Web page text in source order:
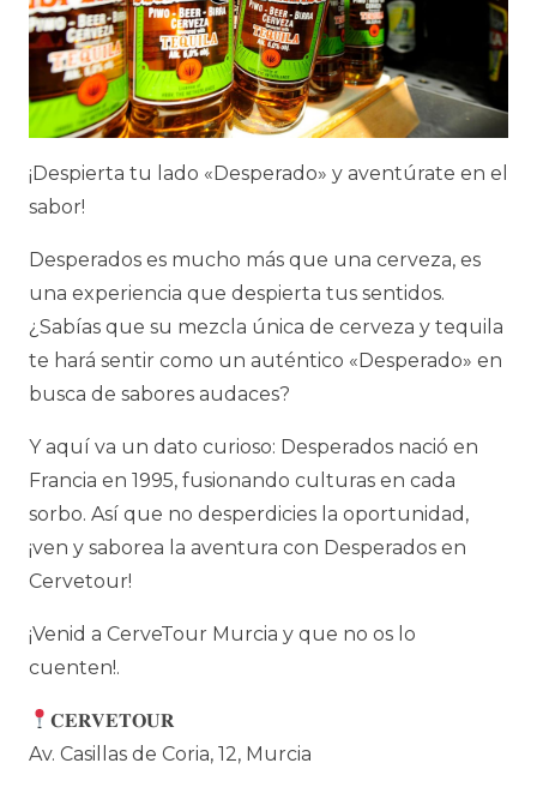
¡Despierta tu lado «Desperado» y aventúrate en el
sabor!
Desperados es mucho más que una cerveza, es
una experiencia que despierta tus sentidos.
¿Sabías que su mezcla única de cerveza y tequila
te hará sentir como un auténtico «Desperado» en
busca de sabores audaces?
Y aquí va un dato curioso: Desperados nació en
Francia en 1995, fusionando culturas en cada
sorbo. Así que no desperdicies la oportunidad,
¡ven y saborea la aventura con Desperados en
Cervetour!
¡Venid a CerveTour Murcia y que no os lo
cuenten!.
𝐂𝐄𝐑𝐕𝐄𝐓𝐎𝐔𝐑
Av. Casillas de Coria, 12, Murcia